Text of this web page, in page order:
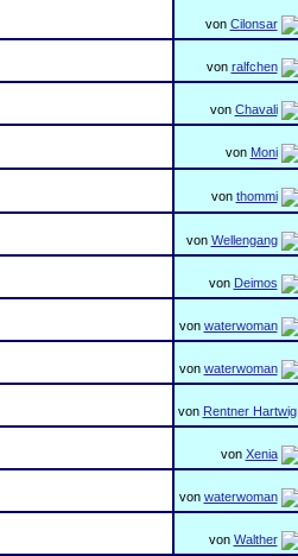
von Cilonsar
von ralfchen
von Chavali
von Moni
von thommi
von Wellengang
von Deimos
von waterwoman
von waterwoman
von Rentner Hartwig
von Xenia
von waterwoman
von Walther